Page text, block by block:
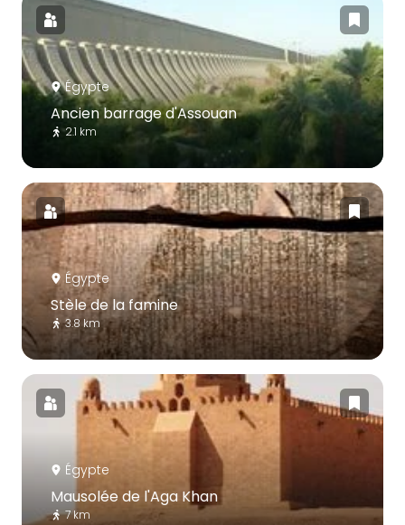
Égypte
Ancien barrage d'Assouan
2.1 km
Égypte
Stèle de la famine
3.8 km
Égypte
Mausolée de l'Aga Khan
7 km